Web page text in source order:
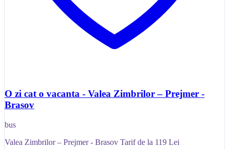
O zi cat o vacanta - Valea Zimbrilor – Prejmer -
Brasov
bus
Valea Zimbrilor – Prejmer - Brasov Tarif de la 119 Lei